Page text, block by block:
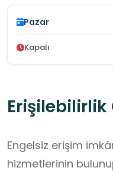
Pazar
Kapalı
Erişilebilirlik
Engelsiz erişim
hizmetlerinin